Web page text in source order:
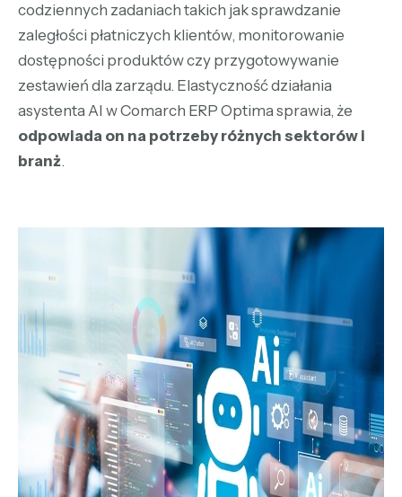
codziennych zadaniach takich jak sprawdzanie
zaległości płatniczych klientów, monitorowanie
dostępności produktów czy przygotowywanie
zestawień dla zarządu. Elastyczność działania
asystentaAI w Comarch ERP Optimasprawia, że
odpowiada on na potrzeby różnych sektorów i
branż.